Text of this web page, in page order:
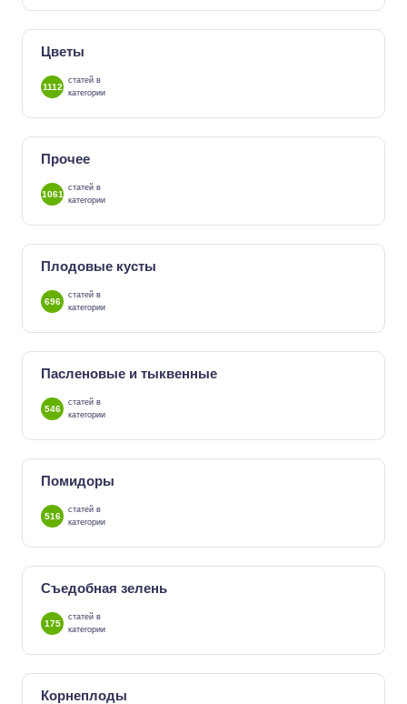
Цветы
1112
статей в
категории
Прочее
1061
статей в
категории
Плодовые кусты
696
статей в
категории
Пасленовые и тыквенные
546
статей в
категории
Помидоры
516
статей в
категории
Съедобная зелень
175
статей в
категории
Корнеплоды